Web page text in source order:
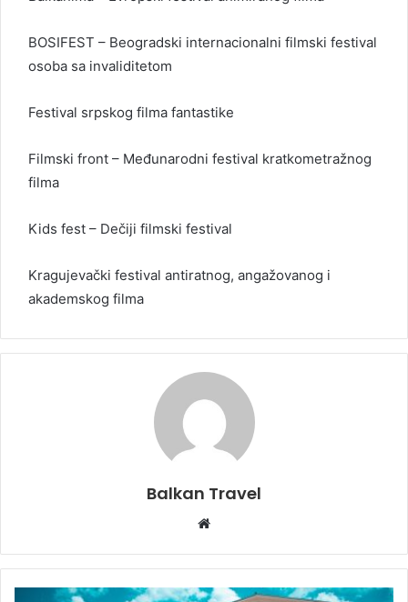
BOSIFEST – Beogradski internacionalni filmski festival
osoba sa invaliditetom
Festival srpskog filma fantastike
Filmski front – Međunarodni festival kratkometražnog
filma
Kids fest – Dečiji filmski festival
Kragujevački festival antiratnog, angažovanog i
akademskog filma
Balkan Travel
b
s